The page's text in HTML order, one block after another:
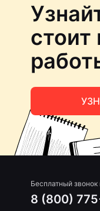
стоит
Бесплатный
8 (800)